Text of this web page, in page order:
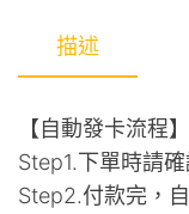
描述
【自動發卡流程】
Step1.下單時請確
Step2.付款完，